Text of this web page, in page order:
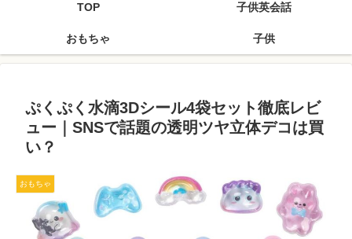
TOP 子供英会話
おもちゃ 子供
ぷくぷく水滴3Dシール4袋セット徹底レビ
ュー｜SNSで話題の透明ツヤ立体デコは買
い？
おもちゃ